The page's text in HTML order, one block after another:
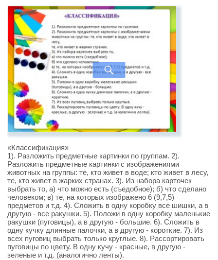
«Классификация»
1). Разложить предметные картинки по группам. 2).
Разложить предметные картинки с изображениями
животных на группы: те, кто живет в воде; кто живет в лесу,
те, кто живет в жарких странах. 3). Из набора карточек
выбрать то, а) что можно есть (съедобное); б) что сделано
человеком; в) те, на которых изображено 6 (9,7,5)
предметов и т.д. 4). Сложить в одну коробку все шишки, а в
другую - все ракушки. 5). Положи в одну коробку маленькие
ракушки (пуговицы), а в другую - большие. 6). Сложить в
одну кучку длинные палочки, а в другую - короткие. 7). Из
всех пуговиц выбрать только круглые. 8). Рассортировать
пуговицы по цвету. В одну кучу - красные, в другую -
зеленые и т.д. (аналогично ленты).